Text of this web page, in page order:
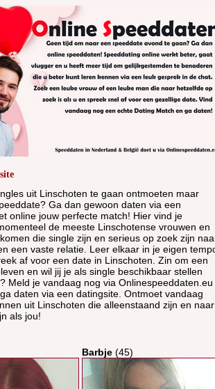
uit Linschoten te gaan ontmoeten maar
Ga dan gewoon daten via een
online jouw perfecte match! Hier vind je
de meeste Linschotense vrouwen en
die single zijn en serieus op zoek zijn
een vaste relatie. Leer elkaar in je eigen
af voor een date in Linschoten. Zin om een
en wil jij je als single beschikbaar stellen
Meld je vandaag nog via Onlinespeeddaten.eu
daten via een datingsite. Ontmoet vandaag
uit Linschoten die alleenstaand zijn en naar
als jou!
Barbje (45)